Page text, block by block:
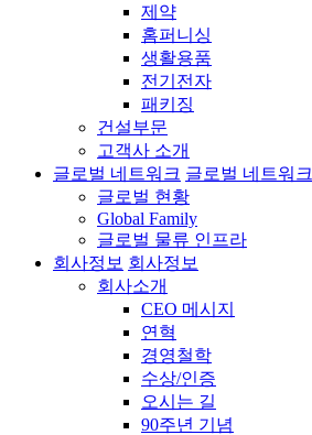
제약
홈퍼니싱
생활용품
전기전자
패키징
건설부문
고객사 소개
글로벌 네트워크 글로벌 네트워크
글로벌 현황
Global Family
글로벌 물류 인프라
회사정보 회사정보
회사소개
CEO 메시지
연혁
경영철학
수상/인증
오시는 길
90주년 기념